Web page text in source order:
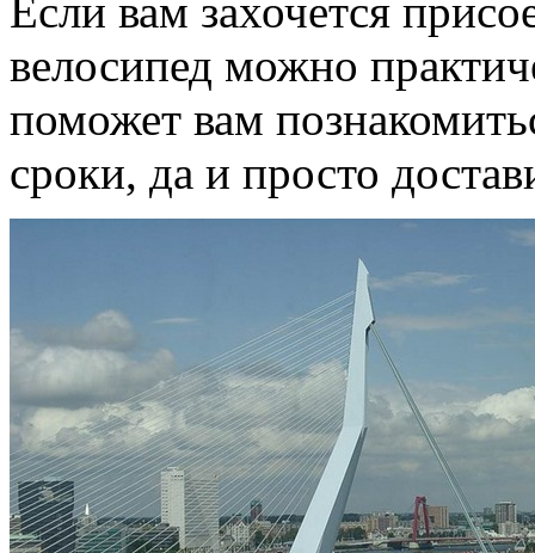
Если вам захочется
велосипед можно
поможет вам
сроки, да и просто